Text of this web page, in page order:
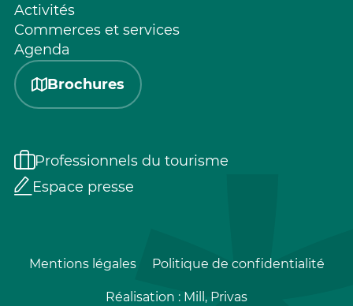
Activités
Commerces et services
Agenda
Brochures
Professionnels du tourisme
Espace presse
Mentions légales Politique de confidentialité
Réalisation : Mill, Privas